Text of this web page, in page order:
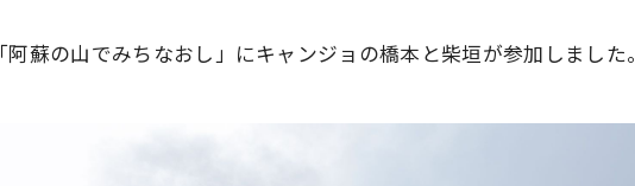
「阿蘇の山でみちなおし」にキャンジョの橋本と柴垣が参加しました。